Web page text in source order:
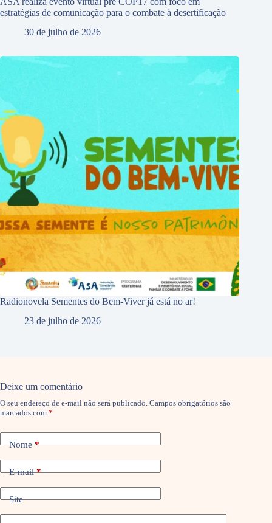
estratégias de comunicação para o combate à desertificação
30 de julho de 2026
Radionovela Sementes do Bem-Viver já está no ar!
23 de julho de 2026
Deixe um comentário
O seu endereço de e-mail não será publicado. Campos obrigatórios são
marcados com *
Nome*
E-mail*
Site